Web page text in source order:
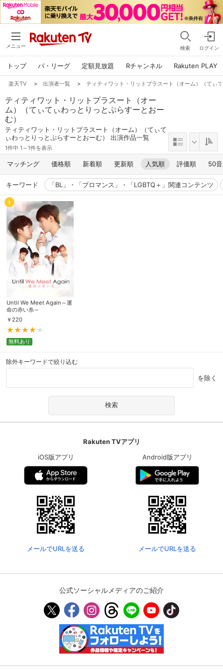
メニュー 検索 ログイン
トップ パ・リーグ 定額見放題 Rチャンネル Rakuten PLAY
楽天TV > 出演者一覧 > ティティワット・リットプラスート（オーム）（てぃ
ティティワット・リットプラスート（オー
ム）（てぃてぃわっとりっとぷらすーとおー
む）
ティティワット・リットプラスート（オーム）（てぃて
ぃわっとりっとぷらすーとおーむ） 出演作品一覧
1件中 1～1件を表示
マッチング 価格順 新着順 更新順 人気順 評価順 50
キーワード 「BL」・「ブロマンス」・「LGBTQ＋」関連コンテンツ
1
Until We Meet Again～運
命の赤い糸～
￥ 220
無料あり
除外キーワードで絞り込む
を除く
Rakuten TVアプリ
iOS版アプリ
メールでURLを送る
Android版アプリ
メールでURLを送る
公式ソーシャルメディアのご紹介